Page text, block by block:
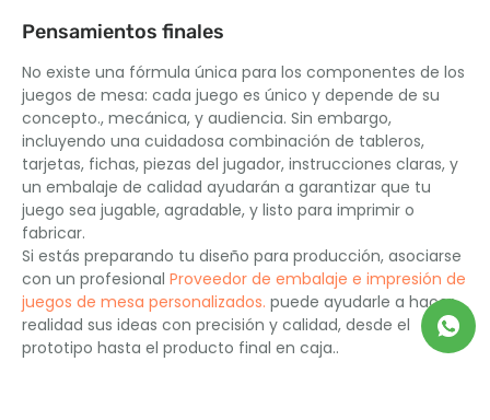
Pensamientos finales
No existe una fórmula única para los componentes de los
juegos de mesa: cada juego es único y depende de su
concepto., mecánica, y audiencia. Sin embargo,
incluyendo una cuidadosa combinación de tableros,
tarjetas, fichas, piezas del jugador, instrucciones claras, y
un embalaje de calidad ayudarán a garantizar que tu
juego sea jugable, agradable, y listo para imprimir o
fabricar.
Si estás preparando tu diseño para producción, asociarse
con un profesional Proveedor de embalaje e impresión de
juegos de mesa personalizados. puede ayudarle a hacer
realidad sus ideas con precisión y calidad, desde el
prototipo hasta el producto final en caja..